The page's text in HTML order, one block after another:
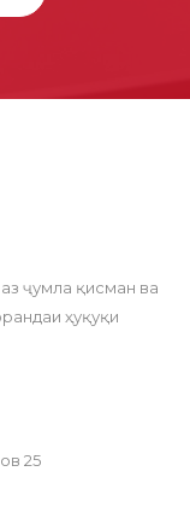
ҷумла қисман ва
ҳуқуқи
25